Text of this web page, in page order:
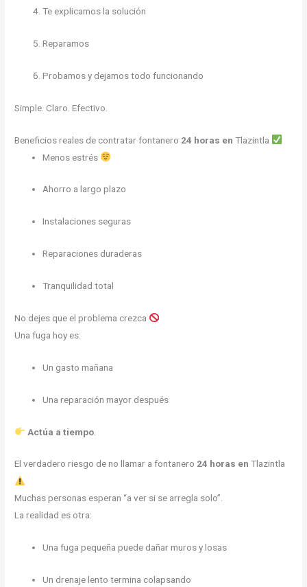
Te explicamos la solución
Reparamos
Probamos y dejamos todo funcionando
Simple. Claro. Efectivo.
Beneficios reales de contratar fontanero 24 horas en Tlazintla
Menos estrés
Ahorro a largo plazo
Instalaciones seguras
Reparaciones duraderas
Tranquilidad total
No dejes que el problema crezca
Una fuga hoy es:
Un gasto mañana
Una reparación mayor después
Actúa a tiempo.
El verdadero riesgo de no llamar a fontanero 24 horas en Tlazintla
Muchas personas esperan “a ver si se arregla solo”.
La realidad es otra:
Una fuga pequeña puede dañar muros y losas
Un drenaje lento termina colapsando